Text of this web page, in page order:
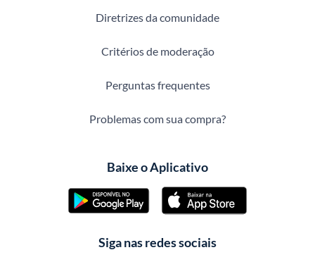
Diretrizes da comunidade
Critérios de moderação
Perguntas frequentes
Problemas com sua compra?
Baixe o Aplicativo
Siga nas redes sociais